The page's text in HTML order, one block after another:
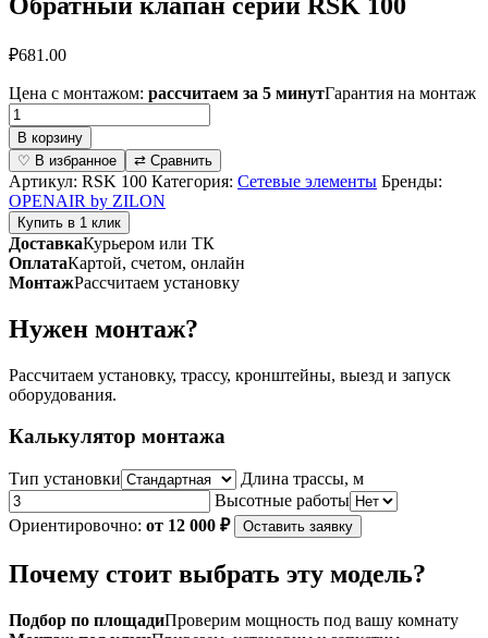
₽681.00
Цена с монтажом: рассчитаем за 5 минутГарантия на монтаж
Количество
товара
Обратный
клапан
серии
RSK
100
В корзину
♡ В избранное
⇄ Сравнить
Артикул: RSK 100 Категория: Сетевые элементы Бренды:
OPENAIR by ZILON
Купить в 1 клик
ДоставкаКурьером или ТК
ОплатаКартой, счетом, онлайн
МонтажРассчитаем установку
Нужен монтаж?
Рассчитаем установку, трассу, кронштейны, выезд и запуск
оборудования.
Калькулятор монтажа
Тип установки
Длина трассы, м
Высотные работы
Ориентировочно: от 12 000 ₽ Оставить заявку
Почему стоит выбрать эту модель?
Подбор по площадиПроверим мощность под вашу комнату